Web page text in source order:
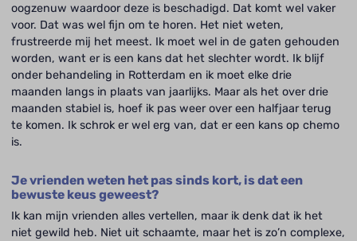
oogzenuw waardoor deze is beschadigd. Dat komt wel vaker
voor. Dat was wel fijn om te horen. Het niet weten,
frustreerde mij het meest. Ik moet wel in de gaten gehouden
worden, want er is een kans dat het slechter wordt. Ik blijf
onder behandeling in Rotterdam en ik moet elke drie
maanden langs in plaats van jaarlijks. Maar als het over drie
maanden stabiel is, hoef ik pas weer over een halfjaar terug
te komen. Ik schrok er wel erg van, dat er een kans op chemo
is.
Je vrienden weten het pas sinds kort, is dat een
bewuste keus geweest?
Ik kan mijn vrienden alles vertellen, maar ik denk dat ik het
niet gewild heb. Niet uit schaamte, maar het is zo’n complexe,